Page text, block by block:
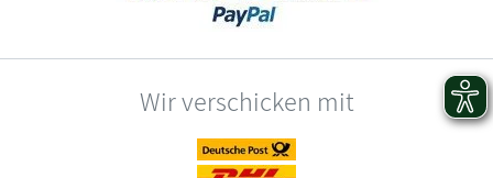
Wir verschicken mit